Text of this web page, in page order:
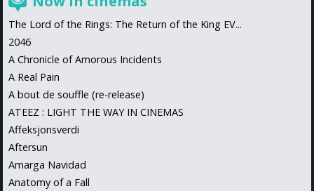
The Lord of the Rings: The Return of the King EV...
2046
A Chronicle of Amorous Incidents
A Real Pain
A bout de souffle (re-release)
ATEEZ : LIGHT THE WAY IN CINEMAS
Affeksjonsverdi
Aftersun
Amarga Navidad
Anatomy of a Fall